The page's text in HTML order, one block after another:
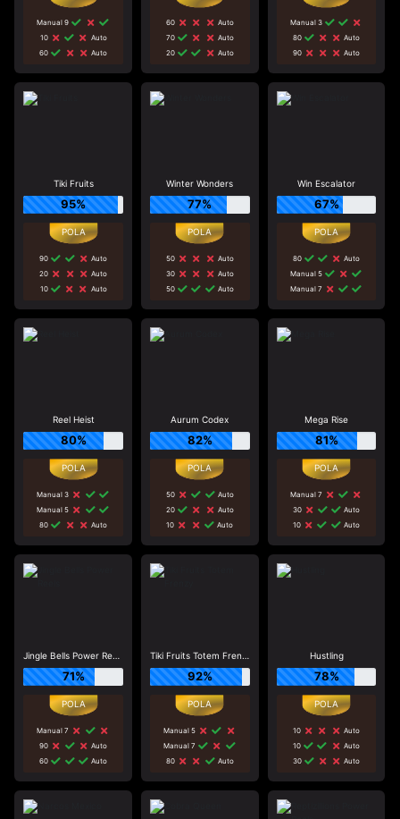
Manual 9
10
Auto
60
Auto
60
Auto
70
Auto
20
Auto
Manual 3
80
Auto
90
Auto
Tiki Fruits
95%
90
Auto
20
Auto
10
Auto
Winter Wonders
77%
50
Auto
30
Auto
50
Auto
Win Escalator
67%
80
Auto
Manual 5
Manual 7
Reel Heist
80%
Manual 3
Manual 5
80
Auto
Aurum Codex
82%
50
Auto
20
Auto
10
Auto
Mega Rise
81%
Manual 7
30
Auto
10
Auto
Jingle Bells Power Reels
71%
Manual 7
90
Auto
60
Auto
Tiki Fruits Totem Frenzy
92%
Manual 5
Manual 7
80
Auto
Hustling
78%
10
Auto
10
Auto
30
Auto